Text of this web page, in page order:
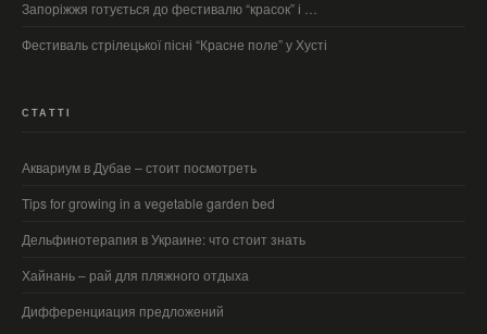
Запоріжжя готується до фестивалю “красок” і …
Фестиваль стрілецької пісні “Красне поле” у Хусті
СТАТТІ
Аквариум в Дубае – стоит посмотреть
Tips for growing in a vegetable garden bed
Дельфинотерапия в Украине: что стоит знать
Хайнань – рай для пляжного отдыха
Дифференциация предложений